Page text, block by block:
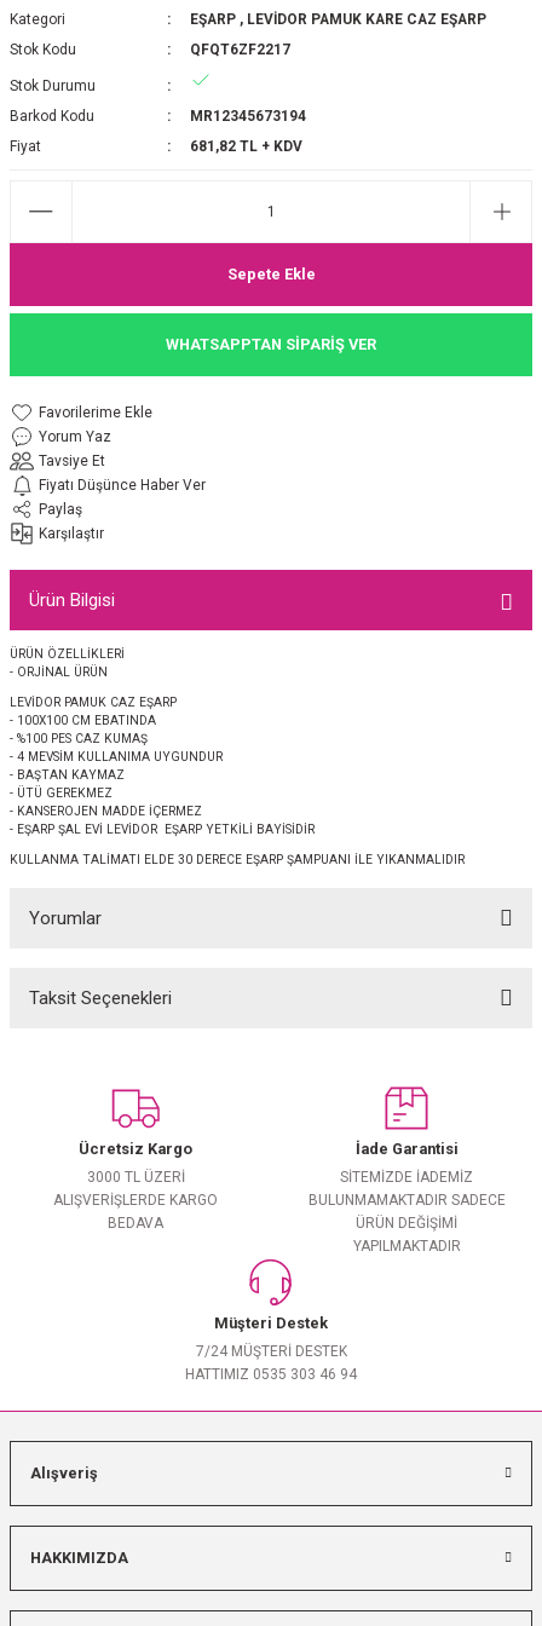
2025-2026 SONBAHAR KIŞ
JAKAR EŞARP
PAMUK EŞARP
İPEK EŞARP
EŞARP 2025-2026 SONBAHAR KIŞ
EŞARP
ŞAL
MEDİNE İPEĞİ ŞAL
ŞAL
JAKAR ŞAL
İpek Koton Şal
ŞAL
ŞAL
Kategori
EŞARP , LEVİDOR PAMUK KARE CAZ EŞARP
Stok Kodu
QFQT6ZF2217
Stok Durumu
Barkod Kodu
MR12345673194
Fiyat
681,82 TL + KDV
Sepete Ekle
WHATSAPPTAN SİPARİŞ VER
Yorum Yaz
Tavsiye Et
Fiyatı Düşünce Haber Ver
Paylaş
Karşılaştır
Ürün Bilgisi
ÜRÜN ÖZELLİKLERİ
- ORJİNAL ÜRÜN
LEVİDOR PAMUK CAZ EŞARP
- 100X100 CM EBATINDA
- %100 PES CAZ KUMAŞ
- 4 MEVSİM KULLANIMA UYGUNDUR
- BAŞTAN KAYMAZ
- ÜTÜ GEREKMEZ
- KANSEROJEN MADDE İÇERMEZ
- EŞARP ŞAL EVİ LEVİDOR EŞARP YETKİLİ BAYİSİDİR
KULLANMA TALİMATI ELDE 30 DERECE EŞARP ŞAMPUANI İLE YIKANMALIDIR
Yorumlar
Taksit Seçenekleri
Ücretsiz Kargo
3000 TL ÜZERİ
ALIŞVERİŞLERDE KARGO
BEDAVA
İade Garantisi
SİTEMİZDE İADEMİZ
BULUNMAMAKTADIR SADECE
ÜRÜN DEĞİŞİMİ
YAPILMAKTADIR
Müşteri Destek
7/24 MÜŞTERİ DESTEK
HATTIMIZ 0535 303 46 94
Alışveriş
HAKKIMIZDA